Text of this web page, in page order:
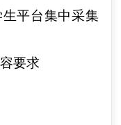
平台集中采集
要求